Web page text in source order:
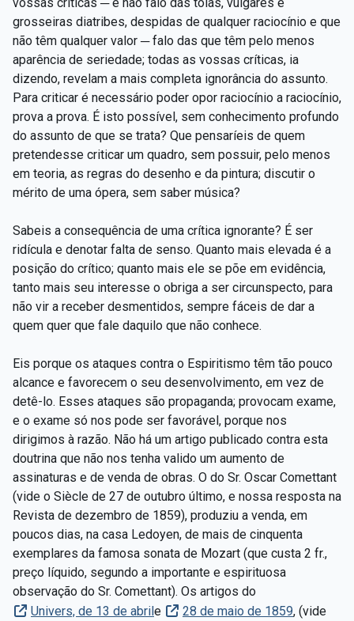
grosseiras diatribes, despidas de qualquer raciocínio e que
não têm qualquer valor ─ falo das que têm pelo menos
aparência de seriedade; todas as vossas críticas, ia
dizendo, revelam a mais completa ignorância do assunto.
Para criticar é necessário poder opor raciocínio a raciocínio,
prova a prova. É isto possível, sem conhecimento profundo
do assunto de que se trata? Que pensaríeis de quem
pretendesse criticar um quadro, sem possuir, pelo menos
em teoria, as regras do desenho e da pintura; discutir o
mérito de uma ópera, sem saber música?
Sabeis a consequência de uma crítica ignorante? É ser
ridícula e denotar falta de senso. Quanto mais elevada é a
posição do crítico; quanto mais ele se põe em evidência,
tanto mais seu interesse o obriga a ser circunspecto, para
não vir a receber desmentidos, sempre fáceis de dar a
quem quer que fale daquilo que não conhece.
Eis porque os ataques contra o Espiritismo têm tão pouco
alcance e favorecem o seu desenvolvimento, em vez de
detê-lo. Esses ataques são propaganda; provocam exame,
e o exame só nos pode ser favorável, porque nos
dirigimos à razão. Não há um artigo publicado contra esta
doutrina que não nos tenha valido um aumento de
assinaturas e de venda de obras. O do Sr. Oscar Comettant
(vide o Siècle de 27 de outubro último, e nossa resposta na
Revista de dezembro de 1859), produziu a venda, em
poucos dias, na casa Ledoyen, de mais de cinquenta
exemplares da famosa sonata de Mozart (que custa 2 fr.,
preço líquido, segundo a importante e espirituosa
observação do Sr. Comettant). Os artigos do
Univers, de 13 de abrile 28 de maio de 1859, (vide